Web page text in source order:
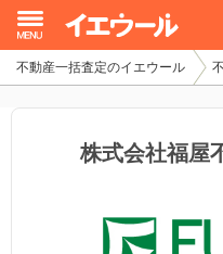
不動産一括査定のイエウール
株式会社福
イエウール加盟希望の不動
不動産の売却・一括査定